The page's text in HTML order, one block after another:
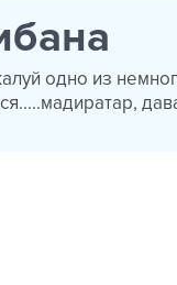
одно из